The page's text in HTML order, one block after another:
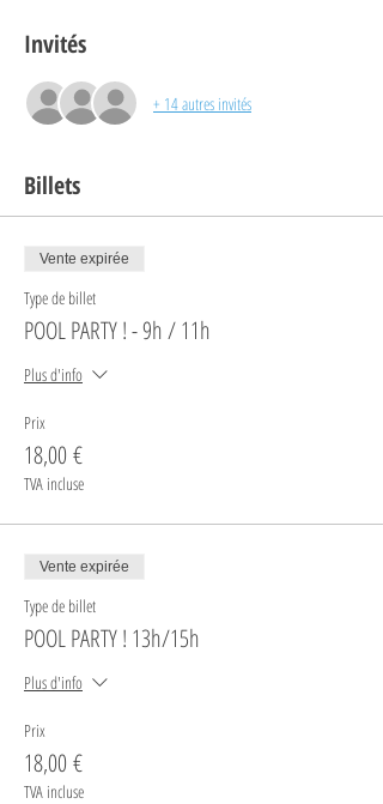
Invités
+ 14 autres invités
Billets
Vente expirée
Type de billet
POOL PARTY ! - 9h / 11h
Plus d'info
Prix
18,00 €
TVA incluse
Vente expirée
Type de billet
POOL PARTY ! 13h/15h
Plus d'info
Prix
18,00 €
TVA incluse